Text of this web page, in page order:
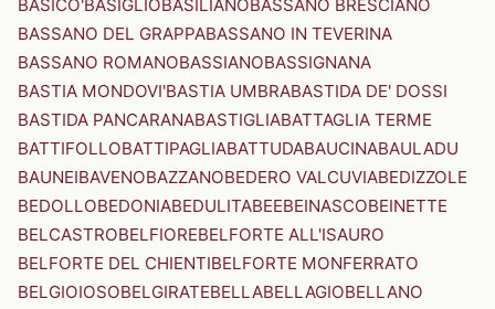
BASICO'BASIGLIOBASILIANOBASSANO BRESCIANO
BASSANO DEL GRAPPABASSANO IN TEVERINA
BASSANO ROMANOBASSIANOBASSIGNANA
BASTIA MONDOVI'BASTIA UMBRABASTIDA DE' DOSSI
BASTIDA PANCARANABASTIGLIABATTAGLIA TERME
BATTIFOLLOBATTIPAGLIABATTUDABAUCINABAULADU
BAUNEIBAVENOBAZZANOBEDERO VALCUVIABEDIZZOLE
BEDOLLOBEDONIABEDULITABEEBEINASCOBEINETTE
BELCASTROBELFIOREBELFORTE ALL'ISAURO
BELFORTE DEL CHIENTIBELFORTE MONFERRATO
BELGIOIOSOBELGIRATEBELLABELLAGIOBELLANO